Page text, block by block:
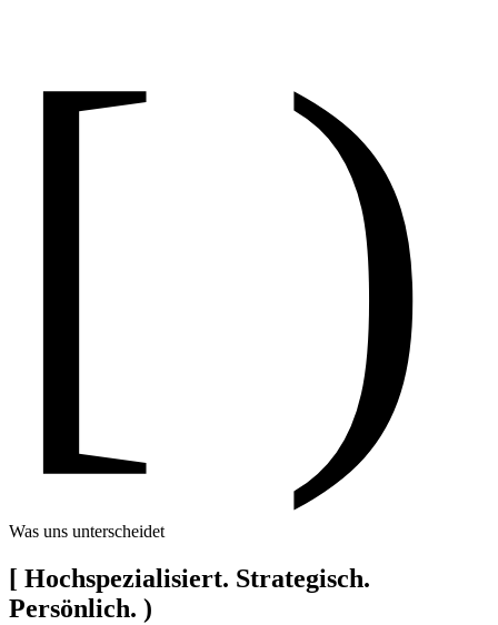
[ )
Was uns unterscheidet
[ Hochspezialisiert. Strategisch.
Persönlich. )